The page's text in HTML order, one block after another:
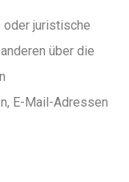
juristische
über die
E-Mail-Adressen